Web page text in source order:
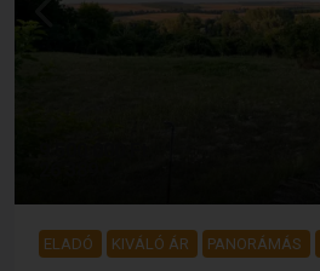
ELADÓ KIVÁLÓ ÁR PANORÁMÁS